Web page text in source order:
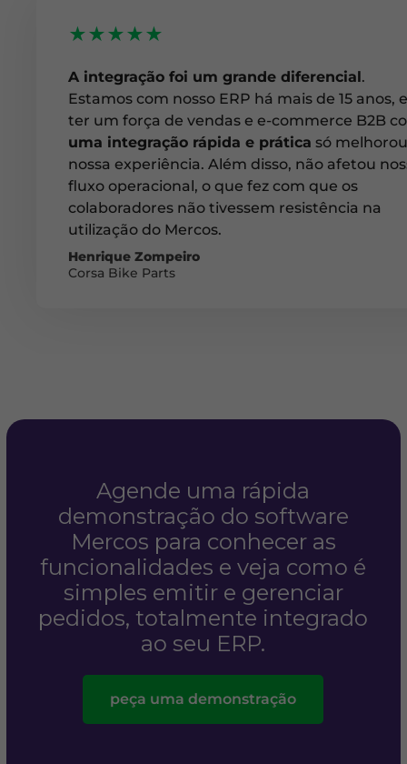
★★★★★
A integração foi um grande diferencial.
Estamos com nosso ERP há mais de 15 anos, e
ter um força de vendas e e-commerce B2B
uma integração rápida e prática só melhorou
nossa experiência. Além disso, não afetou
fluxo operacional, o que fez com que os
colaboradores não tivessem resistência na
utilização do Mercos.
Henrique Zompeiro
Corsa Bike Parts
Agende uma rápida
demonstração do software
Mercos para conhecer as
funcionalidades e veja como é
simples emitir e gerenciar
pedidos, totalmente integrado
ao seu ERP.
peça uma demonstração